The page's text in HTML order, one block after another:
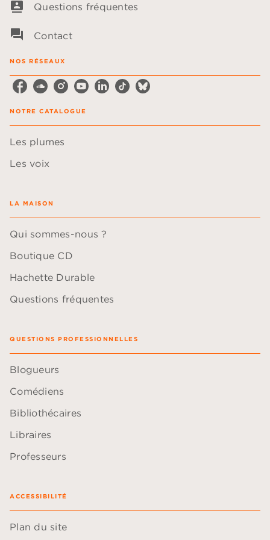
contacts Questions fréquentes
question_answer Contact
NOS RÉSEAUX
NOTRE CATALOGUE
Les plumes
Les voix
LA MAISON
Qui sommes-nous ?
Boutique CD
Hachette Durable
Questions fréquentes
QUESTIONS PROFESSIONNELLES
Blogueurs
Comédiens
Bibliothécaires
Libraires
Professeurs
ACCESSIBILITÉ
Plan du site